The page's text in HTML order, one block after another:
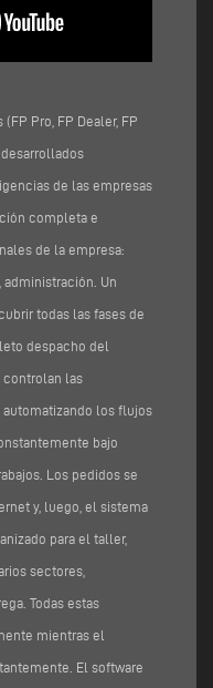
Pro, FP Dealer, FP
desarrollados
de las empresas
completa e
de la empresa:
administración. Un
todas las fases de
despacho del
controlan las
los flujos
bajo
Los pedidos se
y, luego, el sistema
para el taller,
sectores,
Todas estas
mientras el
El software